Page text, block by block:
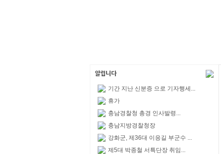
기간 지난 신분증 으로 기자행세...
휴가
충남경찰청 총경 인사발령...
충남지방경찰청장
강화군, 제36대 이응길 부군수 ...
제5대 박종철 서특단장 취임...